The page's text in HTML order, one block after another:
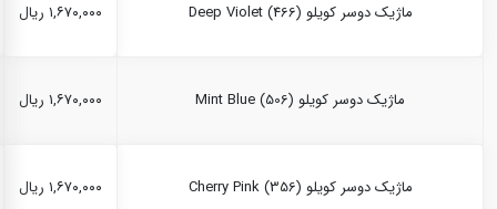
ماژیک دوسر کویلو Deep Violet (466) ۱,۶۷۰,۰۰۰ ریال
ماژیک دوسر کویلو Mint Blue (506) ۱,۶۷۰,۰۰۰ ریال
ماژیک دوسر کویلو Cherry Pink (356) ۱,۶۷۰,۰۰۰ ریال